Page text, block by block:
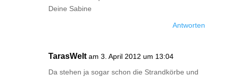
Deine Sabine
Antworten
TarasWelt am 3. April 2012 um 13:04
Da stehen ja sogar schon die Strandkörbe und